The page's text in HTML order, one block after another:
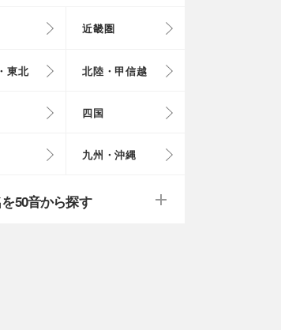
近畿圏
東北 北陸・甲信越
四国
九州・沖縄
50音から探す